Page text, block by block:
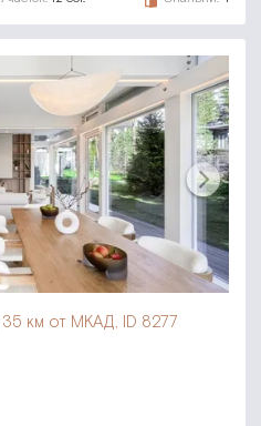
35 км от МКАД, ID 8277